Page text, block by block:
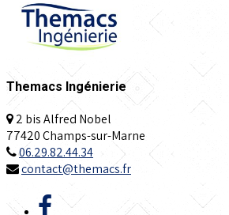
Themacs Ingénierie
2 bis Alfred Nobel
77420 Champs-sur-Marne
06.29.82.44.34
contact@themacs.fr